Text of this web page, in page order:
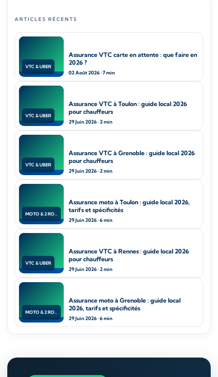
ARTICLES RÉCENTS
VTC & UBER
Assurance VTC carte en attente : que faire en
2026 ?
02 Août 2026 · 7 min
VTC & UBER
Assurance VTC à Toulon : guide local 2026
pour chauffeurs
29 Juin 2026 · 2 min
VTC & UBER
Assurance VTC à Grenoble : guide local 2026
pour chauffeurs
29 Juin 2026 · 2 min
Assurance moto à Toulon : guide local 2026,
tarifs et spécificités
29 Juin 2026 · 6 min
VTC & UBER
Assurance VTC à Rennes : guide local 2026
pour chauffeurs
29 Juin 2026 · 2 min
Assurance moto à Grenoble : guide local
2026, tarifs et spécificités
29 Juin 2026 · 6 min